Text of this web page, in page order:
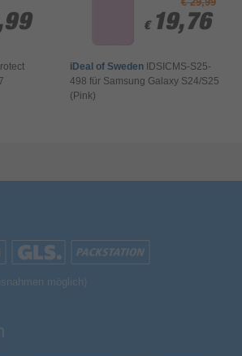
€ 19,76
€ 19,76
iDeal of Sweden IDSICMS-S25-
498 für Samsung Galaxy S24/S25
(Pink)
möglich)